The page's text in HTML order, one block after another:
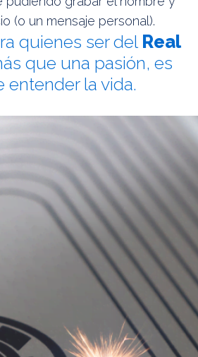
(o un mensaje personal).
quienes ser del Real
que una pasión, es
entender la vida.